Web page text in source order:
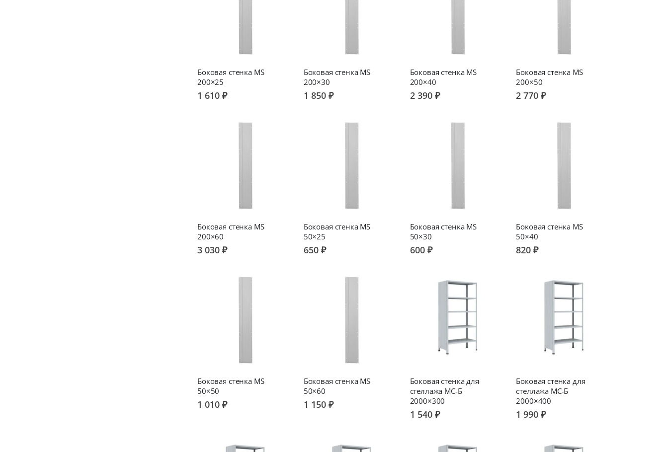
Боковая стенка MS
200×25
1 610 ₽
Боковая стенка MS
200×30
1 850 ₽
Боковая стенка MS
200×40
2 390 ₽
Боковая стенка MS
200×50
2 770 ₽
Боковая стенка MS
200×60
3 030 ₽
Боковая стенка MS
50×25
650 ₽
Боковая стенка MS
50×30
600 ₽
Боковая стенка MS
50×40
820 ₽
Боковая стенка MS
50×50
1 010 ₽
Боковая стенка MS
50×60
1 150 ₽
Боковая стенка для
стеллажа МС-Б
2000×300
1 540 ₽
Боковая стенка для
стеллажа МС-Б
2000×400
1 990 ₽